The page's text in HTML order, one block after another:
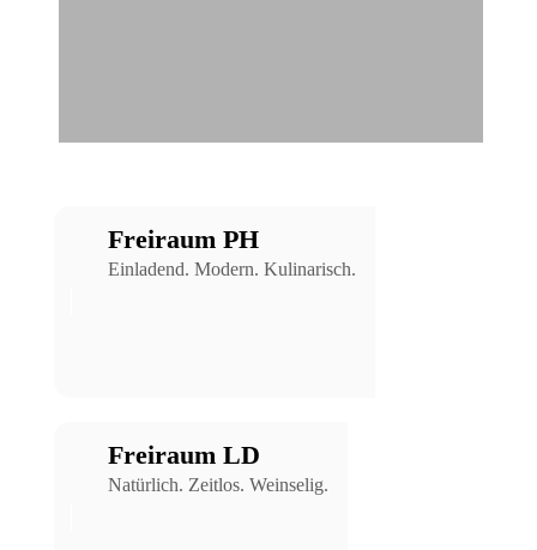
Freiraum PH
Einladend. Modern. Kulinarisch.
Freiraum LD
Natürlich. Zeitlos. Weinselig.